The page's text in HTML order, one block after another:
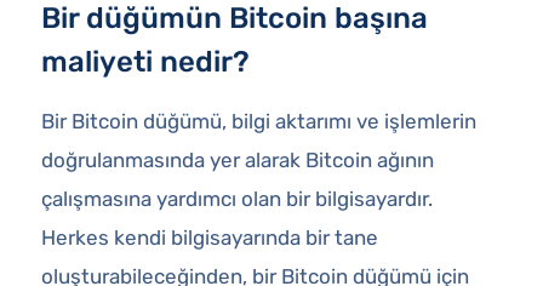
Bir düğümün Bitcoin başına
maliyeti nedir?
Bir Bitcoin düğümü, bilgi aktarımı ve işlemlerin
doğrulanmasında yer alarak Bitcoin ağının
çalışmasına yardımcı olan bir bilgisayardır.
Herkes kendi bilgisayarında bir tane
oluşturabileceğinden, bir Bitcoin düğümü için